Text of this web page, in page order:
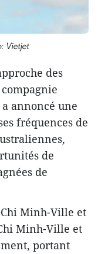
Vietjet
des
annoncé une
fréquences de
de
de
Minh-Ville et
Minh-Ville et
portant